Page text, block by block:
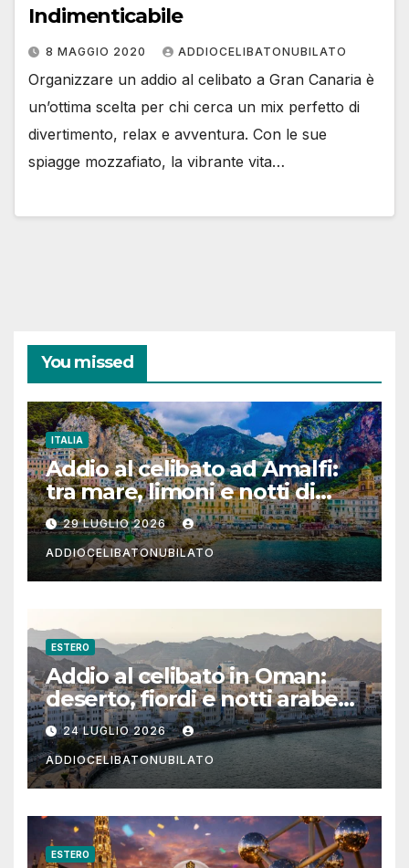
Indimenticabile
8 MAGGIO 2020 ADDIOCELIBATONUBILATO
Organizzare un addio al celibato a Gran Canaria è
un’ottima scelta per chi cerca un mix perfetto di
divertimento, relax e avventura. Con le sue
spiagge mozzafiato, la vibrante vita…
You missed
ITALIA
Addio al celibato ad Amalfi:
tra mare, limoni e notti di
festa in Costiera Amalfitana
29 LUGLIO 2026
ADDIOCELIBATONUBILATO
ESTERO
Addio al celibato in Oman:
deserto, fiordi e notti arabe
tra Muscat e Musandam
24 LUGLIO 2026
ADDIOCELIBATONUBILATO
ESTERO